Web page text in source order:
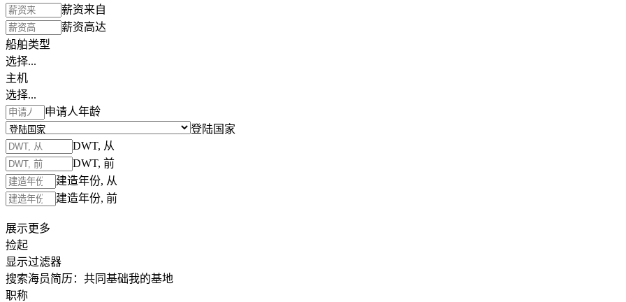
薪资来自
薪资高达
船舶类型
选择...
主机
选择...
申请人年龄
登陆国家
DWT, 从
DWT, 前
建造年份, 从
建造年份, 前
展示更多
捡起
显示过滤器
搜索海员简历： 共同基础我的基地
职称